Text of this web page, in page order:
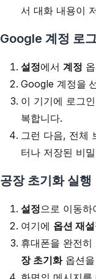
서 대화 내용이
Google 계정 로
설정에서 계정
Google 계정을
이 기기에 로그
복합니다.
그런 다음, 전체
터나 저장된 비
공장 초기화 실행
설정으로 이동하
여기에 옵션 재
휴대폰을 완전히
장 초기화옵션을